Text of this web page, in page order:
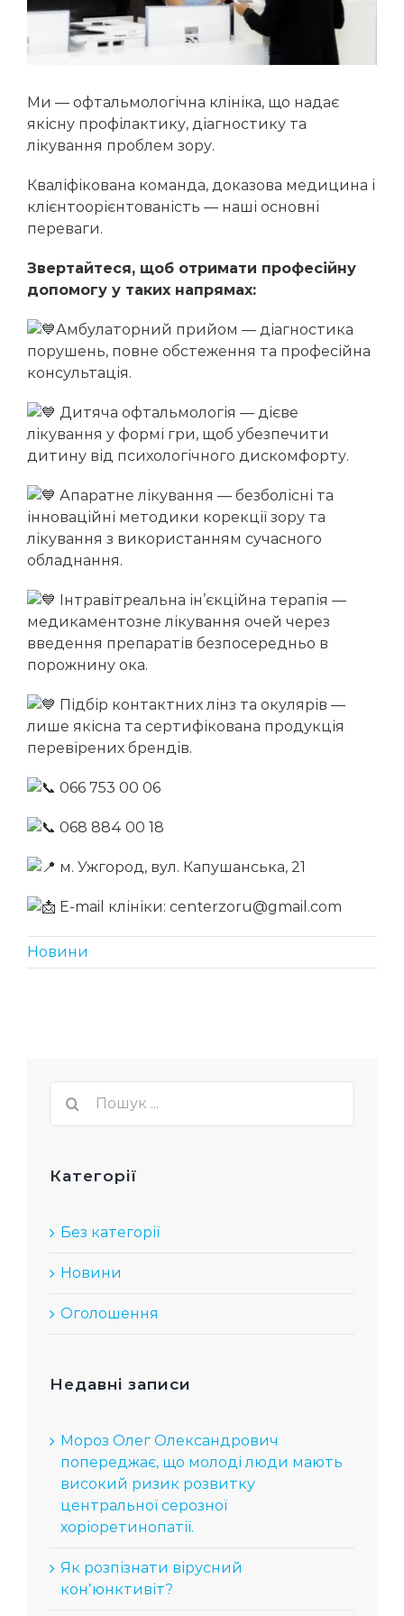
Молошій Володимир Васильович
Бора Катерина Василівна
Жабоєдов Дмитро Геннадійович
Мазур Євгенія Василівна
Супік Марина Станіславівна
Гнепа Ольга Іллівна
Кондратенко Наталія Геннадіївна
Рего Вероніка Альбертівна
Кіш Оксана Володимирівна
Мельник Марина Володимирівна
Стойка Альона Василівна
Косоокість
Амбліопія
Ми — офтальмологічна клініка, що надає
якісну профілактику, діагностику та
лікування проблем зору.
Кваліфікована команда, доказова медицина і
клієнтоорієнтованість — наші основні
переваги.
Звертайтеся, щоб отримати професійну
допомогу у таких напрямах:
Амбулаторний прийом — діагностика
порушень, повне обстеження та професійна
консультація.
Дитяча офтальмологія — дієве
лікування у формі гри, щоб убезпечити
дитину від психологічного дискомфорту.
Апаратне лікування — безболісні та
інноваційні методики корекції зору та
лікування з використанням сучасного
обладнання.
Інтравітреальна ін’єкційна терапія —
медикаментозне лікування очей через
введення препаратів безпосередньо в
порожнину ока.
Підбір контактних лінз та окулярів —
лише якісна та сертифікована продукція
перевірених брендів.
066 753 00 06
068 884 00 18
м. Ужгород, вул. Капушанська, 21
E-mail клініки: centerzoru@gmail.com
Новини
Категорії
Без категорії
Новини
Оголошення
Недавні записи
Мороз Олег Олександрович
попереджає, що молоді люди мають
високий ризик розвитку
центральної серозної
хоріоретинопатії.
Як розпізнати вірусний
конʼюнктивіт?